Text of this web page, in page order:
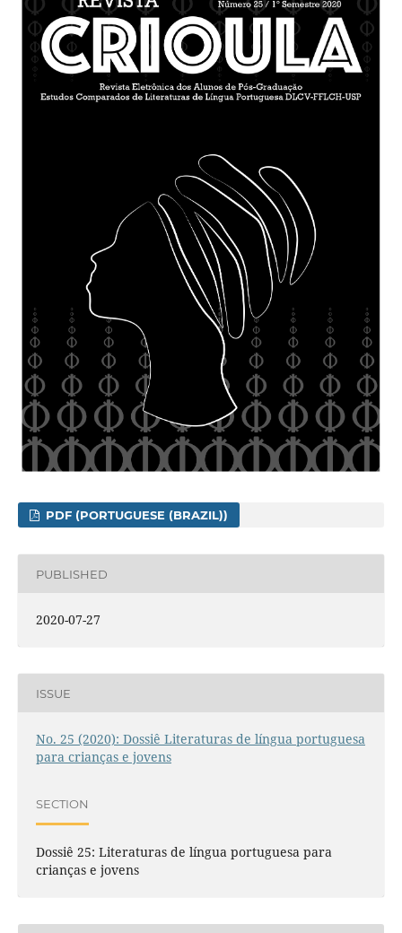
PDF (PORTUGUESE (BRAZIL))
PUBLISHED
2020-07-27
ISSUE
No. 25 (2020): Dossiê Literaturas de língua portuguesa
para crianças e jovens
SECTION
Dossiê 25: Literaturas de língua portuguesa para
crianças e jovens